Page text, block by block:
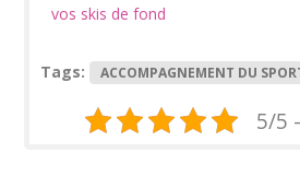
vos skis de fond
Tags: ACCOMPAGNEMENT DU
5/5